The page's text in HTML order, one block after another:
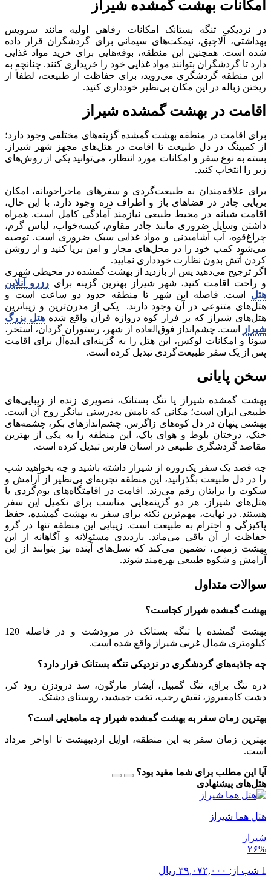
امکانات بهشت گمشده شیراز
در نزدیکی تنگه بستانک امکانات رفاهی اولیه مانند سرویس
بهداشتی، آلاچیق، نیمکت‌های سیمانی برای گردشگران قرار داده
شده است. همچنین این منطقه، بوفه‌هایی برای خرید مواد غذایی
دارد تا گردشگران بتوانند مواد غذایی خود را خریداری کنند. چنانچه به
این منطقه گردشگری می‌روید، برای حفاظت از طبیعت، لطفاً از
ریختن زباله در این مکان بی‌نظیر خودداری کنید.
اقامت در بهشت گمشده شیراز
برای اقامت در منطقه بهشت گمشده گزینه‌های مختلفی وجود دارد؛
از کمپینگ در دل طبیعت تا اقامت در هتل‌های مجهز شهر شیراز.
بسته به نوع سفر و امکانات مورد انتظار، می‌توانید یکی از روش‌های
زیر را انتخاب کنید.
برای علاقه‌مندان به طبیعت‌گردی و سفرهای ماجراجویانه، امکان
برپایی چادر در فضاهای باز و اطراف دره وجود دارد. با این حال،
اقامت شبانه در محیط طبیعی نیازمند آمادگی کامل است. همراه
داشتن وسایل ضروری مانند چادر مقاوم، کیسه‌خواب، لباس گرم،
چراغ‌قوه، آب آشامیدنی و مواد غذایی سبک ضروری است. توصیه
می‌شود کمپ خود را در محل‌های مجاز و امن برپا کنید و از روشن
کردن آتش بدون نظارت خودداری نمایید.
اگر ترجیح می‌دهید پس از بازدید از بهشت گمشده در محیطی شهری
و راحت اقامت کنید، شهر شیراز بهترین گزینه برای رزرو آنلاین
هتل است. فاصله این شهر تا منطقه حدود دو ساعت است و
هتل‌های متنوعی در آن وجود دارند. یکی از مدرن‌ترین و زیباترین
هتل‌های شیراز که بر فراز کوه دروازه قرآن واقع شدههتل بزرگ
شیراز
است. چشم‌انداز فوق‌العاده از شهر، رستوران گردان، استخر،
سونا و امکانات لوکس، این هتل را به گزینه‌ای ایده‌آل برای اقامت
پس از یک سفر طبیعت‌گردی تبدیل کرده است.
سخن پایانی
بهشت گمشده شیراز یا تنگ بستانک، تصویری زنده از زیبایی‌های
طبیعی ایران است؛ مکانی که نامش به‌درستی بیانگر روح آن است.
بهشتی پنهان در دل کوه‌های زاگرس. چشم‌اندازهای بکر، چشمه‌های
خنک، درختان بلوط و هوای پاک، این منطقه را به یکی از بهترین
مقاصد گردشگری طبیعی در استان فارس تبدیل کرده است.
چه قصد یک سفر یک‌روزه از شیراز داشته باشید و چه بخواهید شب
را در دل طبیعت بگذرانید، این منطقه تجربه‌ای بی‌نظیر از آرامش و
سکوت را برایتان رقم می‌زند. اقامت در اقامتگاه‌های بوم‌گردی یا
هتل‌های شیراز، هر دو گزینه‌هایی مناسب برای تکمیل این سفر
هستند. در نهایت، مهم‌ترین نکته برای سفر به بهشت گمشده، حفظ
پاکیزگی و احترام به طبیعت است. زیبایی این منطقه تنها در گرو
حفاظت از آن باقی می‌ماند. بازدیدی مسئولانه و آگاهانه از این
بهشت زمینی، تضمین می‌کند که نسل‌های آینده نیز بتوانند از این
آرامش و شکوه طبیعی بهره‌مند شوند.
سوالات متداول
بهشت گمشده شیراز کجاست؟
بهشت گمشده یا تنگه بستانک در مرودشت و در فاصله 120
کیلومتری شمال غربی شیراز واقع شده است.
چه جاذبه‌های گردشگری در نزدیکی تنگه بستانک قرار دارد؟
دره تنگ براق، تنگ گمبیل، آبشار مارگون، سد درودزن رود کر،
دشت کامفیروز، نقش رجب، تخت جمشید، روستای دشتک.
بهترین زمان سفر به بهشت گمشده شیراز چه ماه‌هایی است؟
بهترین زمان سفر به این منطقه، اوایل اردیبهشت تا اواخر مرداد
است.
آیا این مطلب برای شما مفید بود؟
هتل‌های پیشنهادی
هتل هما شیراز
شیراز
۲۶%
1 شب از: ۳۹,۰۷۲,۰۰۰ ریال